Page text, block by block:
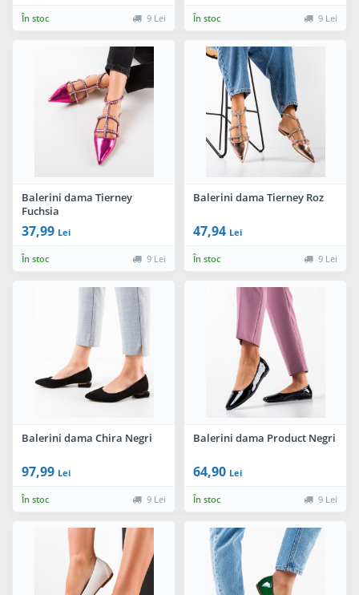
În stoc 9 Lei În stoc 9 Lei
Balerini dama Tierney
Fuchsia
37,99 Lei
În stoc 9 Lei
Balerini dama Tierney Roz
47,94 Lei
În stoc 9 Lei
Balerini dama Chira Negri
97,99 Lei
În stoc 9 Lei
Balerini dama Product Negri
64,90 Lei
În stoc 9 Lei